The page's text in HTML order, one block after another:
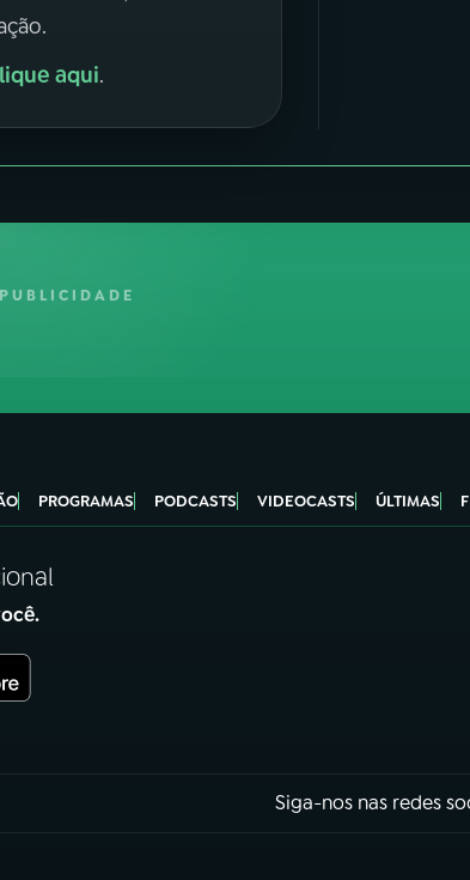
aqui.
PROGRAMAS PODCASTS VIDEOCASTS ÚLTIMAS
Siga-nos nas redes